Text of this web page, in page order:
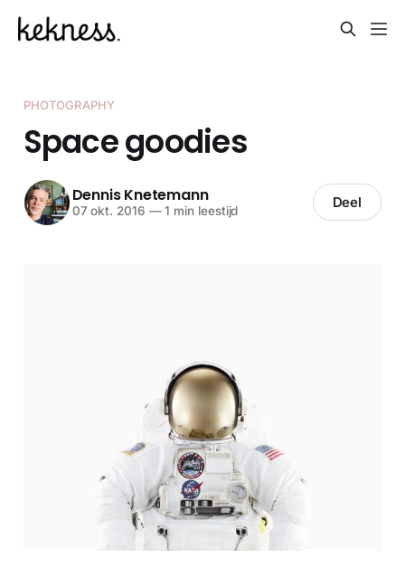
PHOTOGRAPHY
Space goodies
Dennis Knetemann
07 okt. 2016 —1 min leestijd Deel